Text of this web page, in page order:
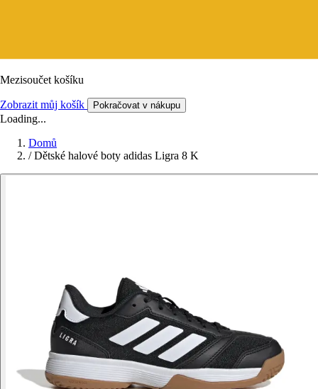
Mezisoučet košíku
Zobrazit můj košík Pokračovat v nákupu
Loading...
Domů
/ Dětské halové boty adidas Ligra 8 K